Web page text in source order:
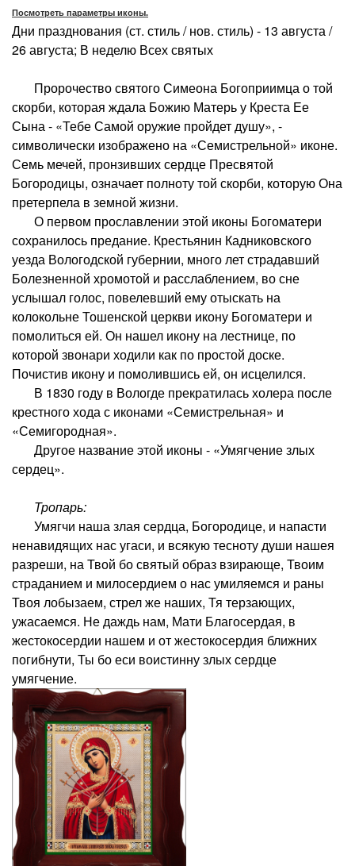
Посмотреть параметры иконы.
Дни празднования (ст. стиль / нов. стиль) - 13 августа /
26 августа; В неделю Всех святых
Пророчество святого Симеона Богоприимца о той
скорби, которая ждала Божию Матерь у Креста Ее
Сына - «Тебе Самой оружие пройдет душу», -
символически изображено на «Семистрельной» иконе.
Семь мечей, пронзивших сердце Пресвятой
Богородицы, означает полноту той скорби, которую Она
претерпела в земной жизни.
О первом прославлении этой иконы Богоматери
сохранилось предание. Крестьянин Кадниковского
уезда Вологодской губернии, много лет страдавший
Болезненной хромотой и расслаблением, во сне
услышал голос, повелевший ему отыскать на
колокольне Тошенской церкви икону Богоматери и
помолиться ей. Он нашел икону на лестнице, по
которой звонари ходили как по простой доске.
Почистив икону и помолившись ей, он исцелился.
В 1830 году в Вологде прекратилась холера после
крестного хода с иконами «Семистрельная» и
«Семигородная».
Другое название этой иконы - «Умягчение злых
сердец».
Тропарь:
Умягчи наша злая сердца, Богородице, и напасти
ненавидящих нас угаси, и всякую тесноту души нашея
разреши, на Твой бо святый образ взирающе, Твоим
страданием и милосердием о нас умиляемся и раны
Твоя лобызаем, стрел же наших, Тя терзающих,
ужасаемся. Не даждь нам, Мати Благосердая, в
жестокосердии нашем и от жестокосердия ближних
погибнути, Ты бо еси воистинну злых сердце
умягчение.